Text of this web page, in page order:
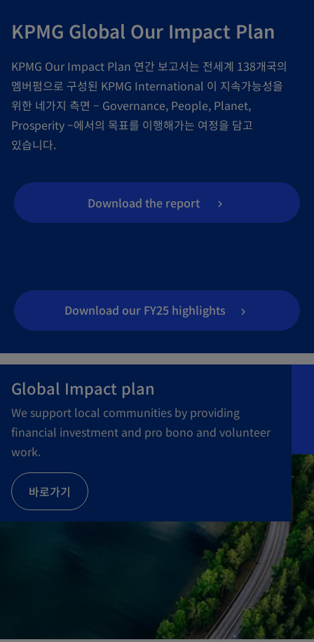
KPMG Global Our Impact Plan
KPMG Our Impact Plan 연간 보고서는 전세계 138개국의
멤버펌으로 구성된 KPMG International 이 지속가능성을
위한 네가지 측면 – Governance, People, Planet,
Prosperity –에서의 목표를 이행해가는 여정을 담고
있습니다.
Download the report
Download our FY25 highlights
Global Impact plan
We support local communities by providing
financial investment and pro bono and volunteer
work.
바로가기
o
p